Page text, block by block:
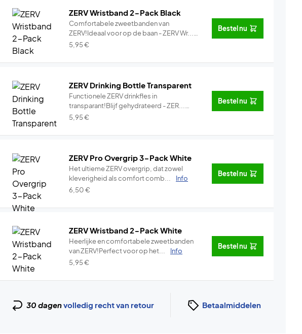
ZERV Wristband 2-Pack Black
Comfortabele zweetbanden van
ZERV!Ideaal voor op de baan - ZERV Wr...
Info
5,95€
Bestel nu
ZERV Drinking Bottle Transparent
Functionele ZERV drinkfles in
transparant!Blijf gehydrateerd - ZER...
Info
5,95€
Bestel nu
ZERV Pro Overgrip 3-Pack White
Het ultieme ZERV overgrip, dat zowel
kleverigheid als comfort comb...
Info
6,50€
Bestel nu
ZERV Wristband 2-Pack White
Heerlijke en comfortabele zweetbanden
van ZERV!Perfect voor op het...
Info
5,95€
Bestel nu
30 dagenvolledig recht van retour Betaalmiddelen